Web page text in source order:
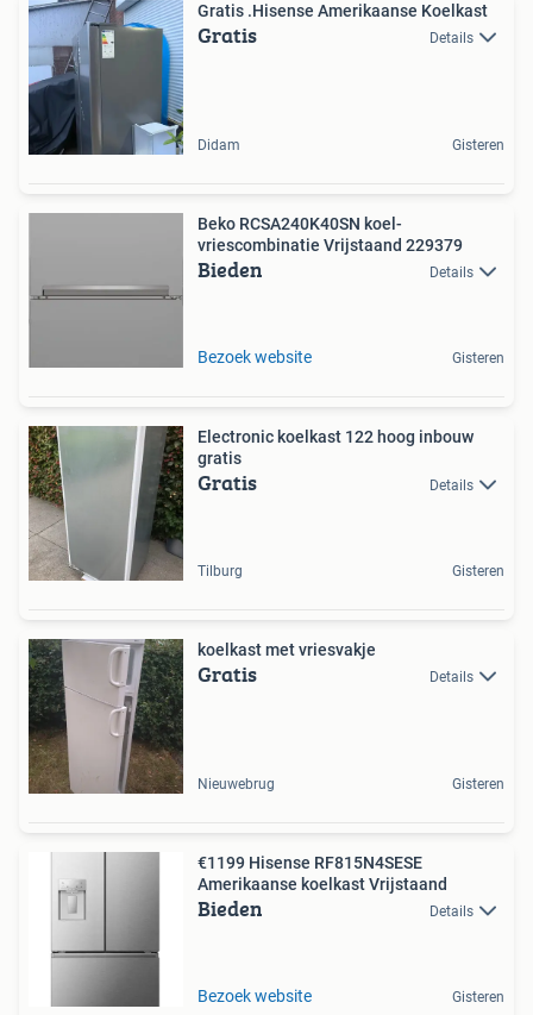
Gratis .Hisense Amerikaanse Koelkast
Gratis Details
Didam Gisteren
Beko RCSA240K40SN koel-
vriescombinatie Vrijstaand 229379
Bieden Details
Bezoek website Gisteren
Electronic koelkast 122 hoog inbouw
gratis
Gratis Details
Tilburg Gisteren
koelkast met vriesvakje
Gratis Details
Nieuwebrug Gisteren
€1199 Hisense RF815N4SESE
Amerikaanse koelkast Vrijstaand
Bieden Details
Bezoek website Gisteren